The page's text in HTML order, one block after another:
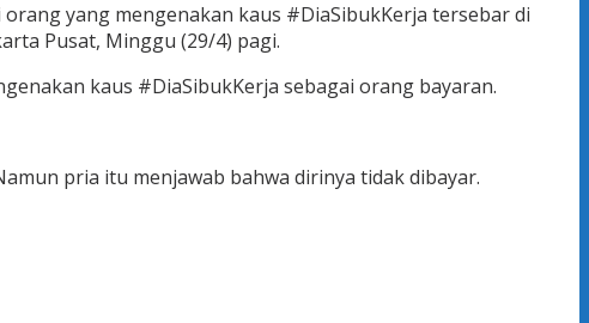
yang mengenakan kaus #DiaSibukKerja tersebar di
Pusat, Minggu (29/4) pagi.
kaus #DiaSibukKerja sebagai orang bayaran.
pria itu menjawab bahwa dirinya tidak dibayar.